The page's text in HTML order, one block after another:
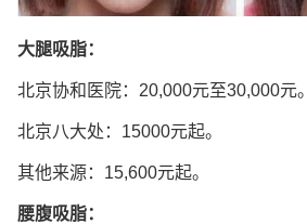
大腿吸脂：
北京协和医院：20,000元至30,000元。
北京八大处：15000元起。
其他来源：15,600元起。
腰腹吸脂：